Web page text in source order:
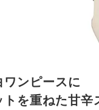
ンピースに
を重ねた甘辛